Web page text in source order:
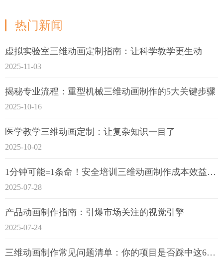
热门新闻
虚拟实验室三维动画定制指南：让科学教学更生动
2025-11-03
揭秘专业流程：重型机械三维动画制作的5大关键步骤
2025-10-16
医学教学三维动画定制：让复杂知识一目了
2025-10-02
1分钟可能=1条命！安全培训三维动画制作成本效益深度拆解
2025-07-28
产品动画制作指南：引爆市场关注的视觉引擎
2025-07-24
三维动画制作常见问题清单：你的项目是否踩中这6大技术雷区？